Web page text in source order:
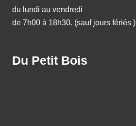
du lundi au vendredi
de 7h00 à 18h30. (sauf jours fériés )
Du Petit Bois